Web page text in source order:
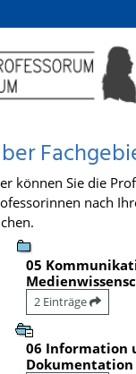
können Sie die
nach
05
2 Einträge
06 Information
Dokumentation